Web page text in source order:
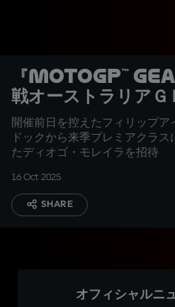
『MotoGP™
戦オーストラリアＧ
開催前日を控えたフィリップ
ドックから来季プレミアクラ
たディオゴ・モレイラを招待
16 Oct 2025
SHARE
オフィシャルニ